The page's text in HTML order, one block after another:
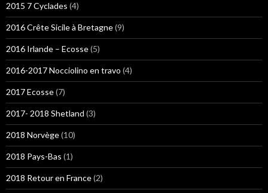
2015 7 Cyclades (4)
2016 Crête Sicile à Bretagne(9)
2016 Irlande – Ecosse(5)
2016-2017 Nocciolino en travo (4)
2017 Ecosse(7)
2017- 2018 Shetland (3)
2018 Norvège(10)
2018 Pays-Bas (1)
2018 Retour en France(2)